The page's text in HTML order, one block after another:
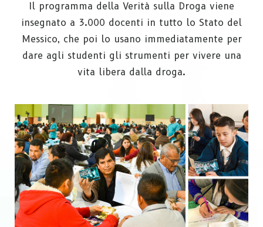
Il programma della Verità sulla Droga viene
insegnato a 3.000 docenti in tutto lo Stato del
Messico, che poi lo usano immediatamente per
dare agli studenti gli strumenti per vivere una
vita libera dalla droga.